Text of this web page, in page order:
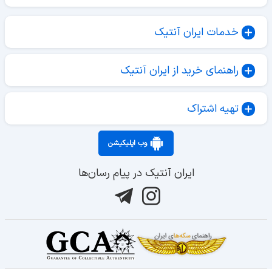
خدمات ایران آنتیک
راهنمای خرید از ایران آنتیک
تهیه اشتراک
وب اپلیکیشن
ایران آنتیک در پیام رسان‌ها